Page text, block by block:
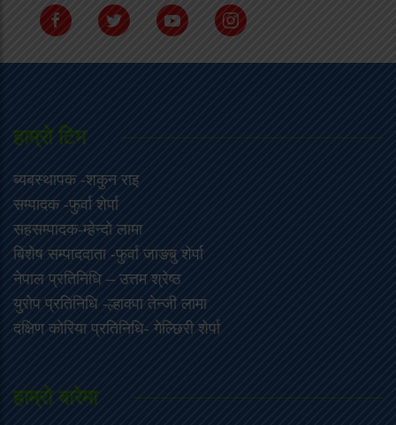
हाम्राे टिम
ब्यबस्थापक -शकुन राइ
सम्पादक -फुर्वा शेर्पा
सहसम्पादक-म्हेन्दो लामा
‍बिशेष सम्पाददाता -फुर्वा जा‌ङबु शेर्पा
नेपाल प्रतिनिधि – उत्तम श्रेष्ठ
युरोप प्रतिनिधि -ल्हाक्पा तेन्जी लामा
दक्षिण कोरिया प्रतिनिधि- गेल्छिरी शेर्पा
हाम्रो बारेमा